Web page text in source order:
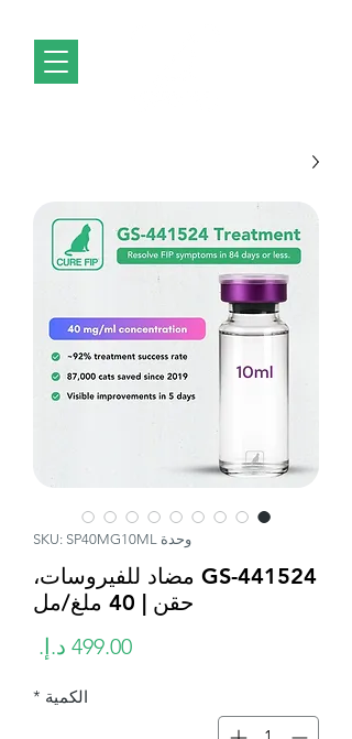
وحدة SKU: SP40MG10ML
GS-441524 مضاد للفيروسات،
حقن | 40 ملغ/مل
الكمية *